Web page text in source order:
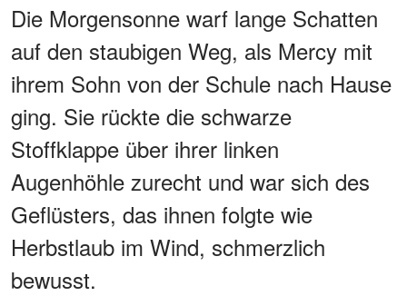
Die Morgensonne warf lange Schatten
auf den staubigen Weg, als Mercy mit
ihrem Sohn von der Schule nach Hause
ging. Sie rückte die schwarze
Stoffklappe über ihrer linken
Augenhöhle zurecht und war sich des
Geflüsters, das ihnen folgte wie
Herbstlaub im Wind, schmerzlich
bewusst.